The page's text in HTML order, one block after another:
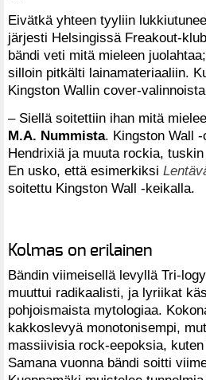
Eivätkä yhteen tyyliin
järjesti Helsingissä Freakout-
bändi veti mitä mieleen
silloin pitkälti lainamateriaaliin.
Kingston Wallin cover-
– Siellä soitettiin ihan mitä
M.A. Nummista. Kingston Wall
Hendrixiä ja muuta rockia,
En usko, että esimerkiksi
soitettu Kingston Wall -keikalla.
Kolmas on erilainen
Bändin viimeisellä levyllä Tri-
muuttui radikaalisti, ja lyriikat
pohjoismaista mytologiaa.
kakkoslevyä monotonisempi,
massiivisia rock-eepoksia,
Samana vuonna bändi soitti